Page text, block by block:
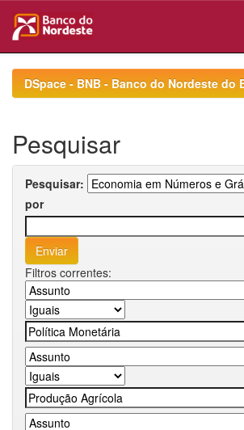
navigationDSpace - BNB - Banco do Nordeste do
Pesquisar
Pesquisar:
por
Filtros correntes: